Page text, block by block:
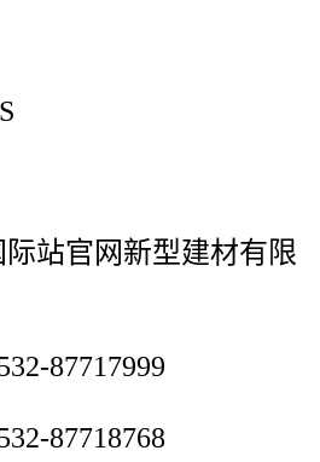
际站官网新型建材有限
87717999
87718768